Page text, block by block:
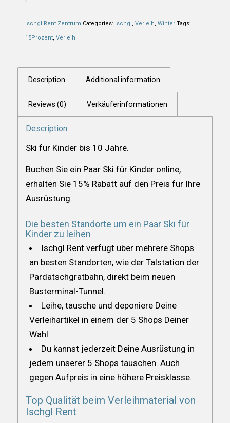
Ischgl Rent Zentrum Categories: Ischgl , Verleih, Winter Tags:
15Prozent, Verleih
Description Additional information
Reviews (0) Verkäuferinformationen
Description
Ski für Kinder bis 10 Jahre.
Buchen Sie ein Paar Ski für Kinder online,
erhalten Sie 15% Rabatt auf den Preis für Ihre
Ausrüstung.
Die besten Standorte um ein Paar Ski für
Kinder zu leihen
Ischgl Rent verfügt über mehrere Shops
an besten Standorten, wie der Talstation der
Pardatschgratbahn, direkt beim neuen
Busterminal-Tunnel.
Leihe, tausche und deponiere Deine
Verleihartikel in einem der 5 Shops Deiner
Wahl.
Du kannst jederzeit Deine Ausrüstung in
jedem unserer 5 Shops tauschen. Auch
gegen Aufpreis in eine höhere Preisklasse.
Top Qualität beim Verleihmaterial von
Ischgl Rent